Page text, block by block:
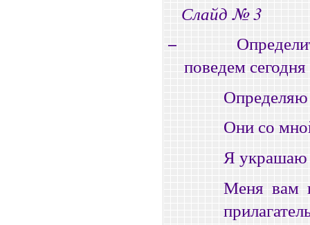
Слайд № 3
−
поведем
Они со
Я украшаю
Меня вам